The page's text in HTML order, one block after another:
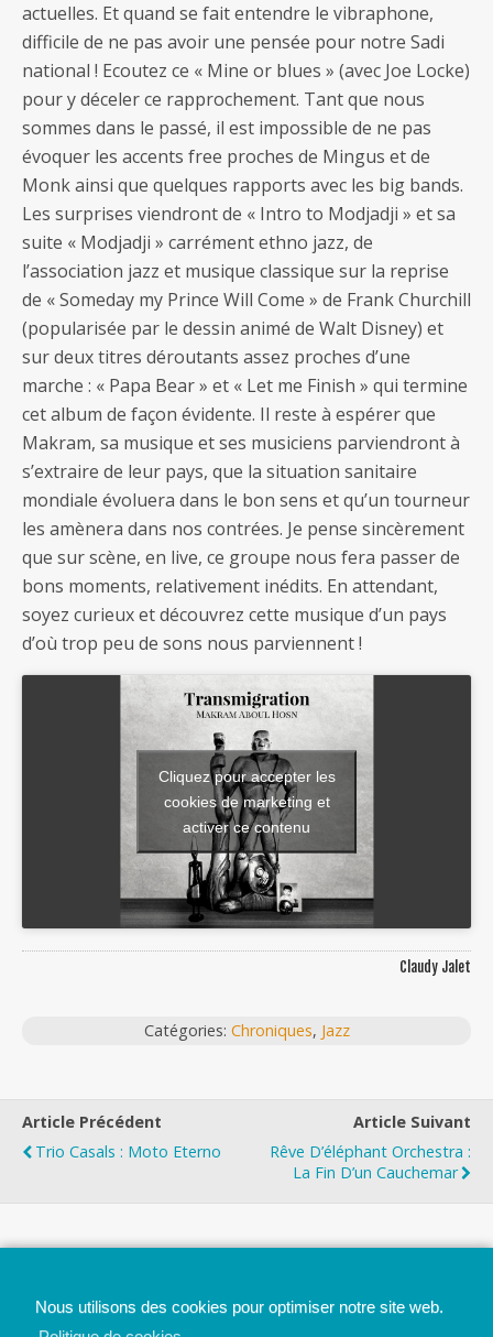
actuelles. Et quand se fait entendre le vibraphone,
difficile de ne pas avoir une pensée pour notre Sadi
national ! Ecoutez ce « Mine or blues » (avec Joe Locke)
pour y déceler ce rapprochement. Tant que nous
sommes dans le passé, il est impossible de ne pas
évoquer les accents free proches de Mingus et de
Monk ainsi que quelques rapports avec les big bands.
Les surprises viendront de « Intro to Modjadji » et sa
suite « Modjadji » carrément ethno jazz, de
l’association jazz et musique classique sur la reprise
de « Someday my Prince Will Come » de Frank Churchill
(popularisée par le dessin animé de Walt Disney) et
sur deux titres déroutants assez proches d’une
marche : « Papa Bear » et « Let me Finish » qui termine
cet album de façon évidente. Il reste à espérer que
Makram, sa musique et ses musiciens parviendront à
s’extraire de leur pays, que la situation sanitaire
mondiale évoluera dans le bon sens et qu’un tourneur
les amènera dans nos contrées. Je pense sincèrement
que sur scène, en live, ce groupe nous fera passer de
bons moments, relativement inédits. En attendant,
soyez curieux et découvrez cette musique d’un pays
d’où trop peu de sons nous parviennent !
Cliquez pour accepter les
cookies de marketing et
activer ce contenu
Claudy Jalet
Catégories: Chroniques, Jazz
Article Précédent
Trio Casals : Moto Eterno
Article Suivant
Rêve D’éléphant Orchestra :
La Fin D’un Cauchemar
Nous utilisons des cookies pour optimiser notre site web.